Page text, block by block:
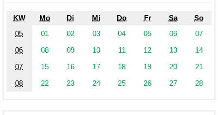
KW Mo Di Mi Do Fr Sa
So
05
01 02 03 04 05 06
07
06
08 09 10 11 12 13
14
07
15 16 17 18 19 20
21
08
22 23 24 25 26 27 28